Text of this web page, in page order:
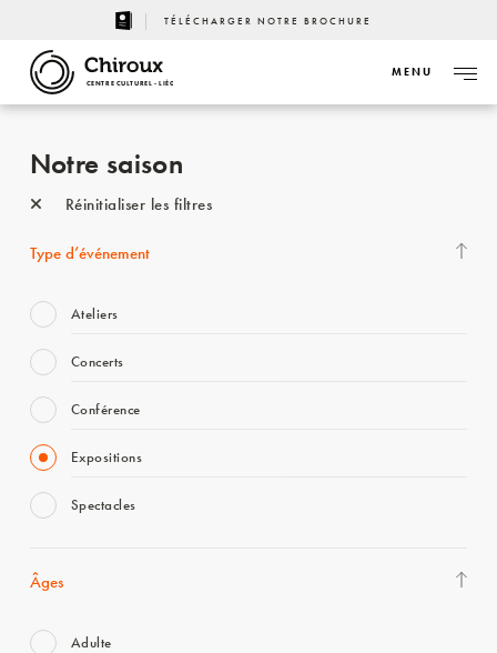
TÉLÉCHARGER NOTRE BROCHURE
CENTRE CULTUREL - LIÈGE
MENU
Notre saison
Réinitialiser les filtres
Type d’événement
Ateliers
Concerts
Conférence
Expositions
Spectacles
Âges
Adulte